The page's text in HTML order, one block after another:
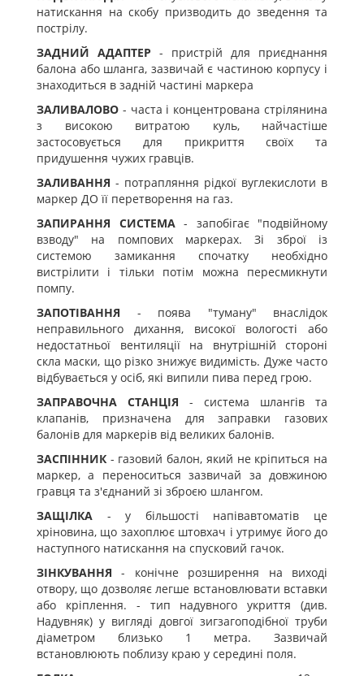
натискання на скобу призводить до зведення та
пострілу.
ЗАДНИЙ АДАПТЕР - пристрій для приєднання
балона або шланга, зазвичай є частиною корпусу і
знаходиться в задній частині маркера
ЗАЛИВАЛОВО - часта і концентрована стрілянина
з високою витратою куль, найчастіше
застосовується для прикриття своїх та
придушення чужих гравців.
ЗАЛИВАННЯ - потрапляння рідкої вуглекислоти в
маркер ДО її перетворення на газ.
ЗАПИРАННЯ СИСТЕМА- запобігає "подвійному
взводу" на помпових маркерах. Зі зброї із
системою замикання спочатку необхідно
вистрілити і тільки потім можна пересмикнути
помпу.
ЗАПОТІВАННЯ - поява "туману" внаслідок
неправильного дихання, високої вологості або
недостатньої вентиляції на внутрішній стороні
скла маски, що різко знижує видимість. Дуже часто
відбувається у осіб, які випили пива перед грою.
ЗАПРАВОЧНА СТАНЦІЯ - система шлангів та
клапанів, призначена для заправки газових
балонів для маркерів від великих балонів.
ЗАСПІННИК - газовий балон, який не кріпиться на
маркер, а переноситься зазвичай за довжиною
гравця та з'єднаний зі зброєю шлангом.
ЗАЩІЛКА - у більшості напівавтоматів це
хріновина, що захоплює штовхач і утримує його до
наступного натискання на спусковий гачок.
ЗІНКУВАННЯ - конічне розширення на виході
отвору, що дозволяє легше встановлювати вставки
або кріплення. - тип надувного укриття (див.
Надувняк) у вигляді довгої зигзагоподібної труби
діаметром близько 1 метра. Зазвичай
встановлюють поблизу краю у середині поля.